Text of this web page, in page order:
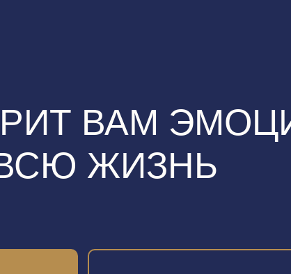
ВАМ
ЖИЗНЬ